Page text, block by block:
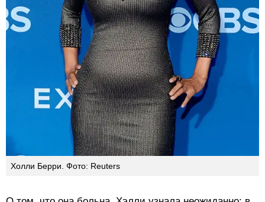
Холли Берри. Фото: Reuters